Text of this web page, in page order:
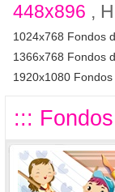
448x896 ,
1024x768 Fondos
1366x768 Fondos
1920x1080
:::